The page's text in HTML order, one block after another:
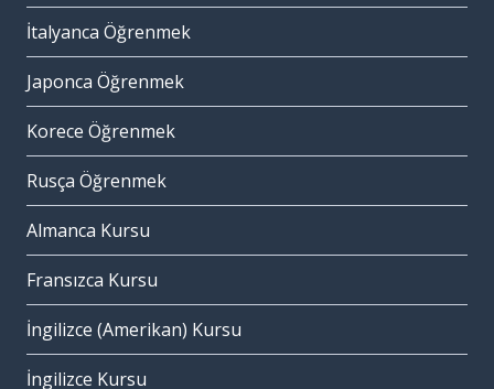
İtalyanca Öğrenmek
Japonca Öğrenmek
Korece Öğrenmek
Rusça Öğrenmek
Almanca Kursu
Fransızca Kursu
İngilizce (Amerikan) Kursu
İngilizce Kursu